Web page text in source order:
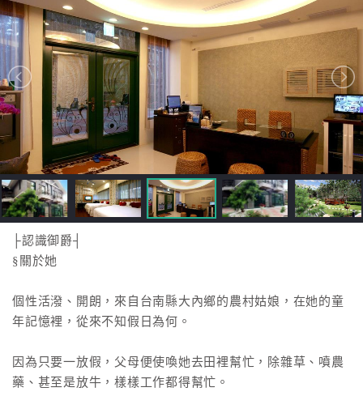
台
灣
訂
房
直
接
跟
飯
店
訂
房
HOT
特
民
宿
├認識御爵┤
§關於她
個性活潑、開朗，來自台南縣大內鄉的農村姑娘，在她的童
年記憶裡，從來不知假日為何。
因為只要一放假，父母便使喚她去田裡幫忙，除雜草、噴農
藥、甚至是放牛，樣樣工作都得幫忙。